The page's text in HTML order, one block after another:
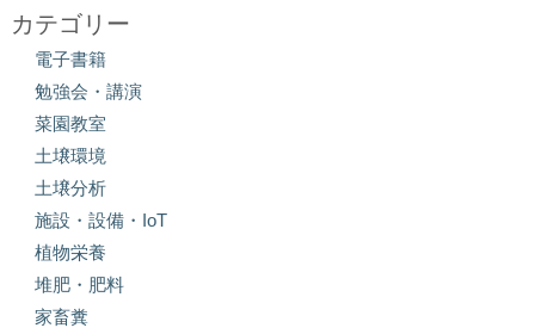
カテゴリー
電子書籍
勉強会・講演
菜園教室
土壌環境
土壌分析
施設・設備・IoT
植物栄養
堆肥・肥料
家畜糞